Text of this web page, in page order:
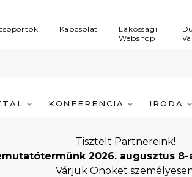
Kapcsolat
Lakossági
Webshop
KONFERENCIA IRODA
Tisztelt Partnereink!
2026. augusztus
Várjuk Önöket